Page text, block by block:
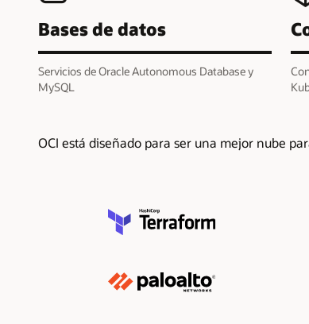
Bases de datos
Servicios de Oracle Autonomous Database y
MySQL
OCI está diseñado para ser una mejor nube